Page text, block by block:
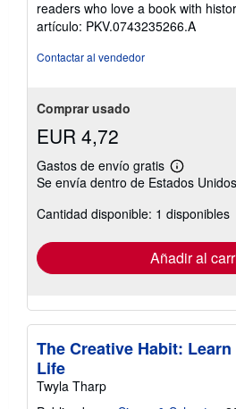
5
estrellas
readers who love a book with
artículo: PKV.0743235266.A
Contactar al vendedor
Comprar usado
EUR 4,72
Gastos de envío gratis
Más
información
las
tarifas
envío
Se envía dentro de Estados
Cantidad disponible: 1 disponibles
Añadir al
The Creative Habit:
Life
Twyla Tharp